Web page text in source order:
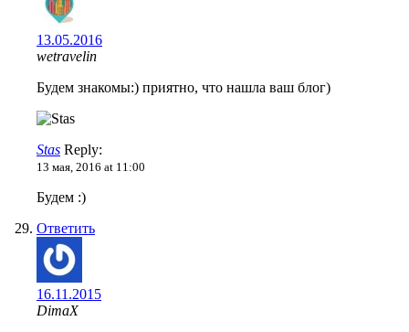
13.05.2016
wetravelin
Будем знакомы:) приятно, что нашла ваш блог)
Stas Reply:
13 мая, 2016 at 11:00
Будем :)
Ответить
16.11.2015
DimaX